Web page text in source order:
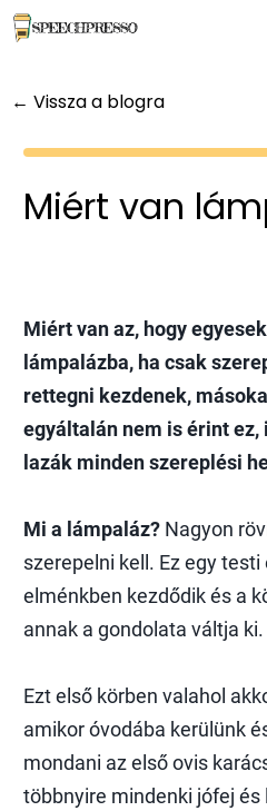
← Vissza a blogra
Miért van
Miért van az, hogy
lámpalázba, ha csak
rettegni kezdenek,
egyáltalán nem is érint
lazák minden szereplési
Mi a lámpaláz? Nagyon
szerepelni kell. Ez egy
elménkben kezdődik és a
annak a gondolata váltja ki.
Ezt első körben valahol
amikor óvodába kerülünk
mondani az első ovis
többnyire mindenki jófej és